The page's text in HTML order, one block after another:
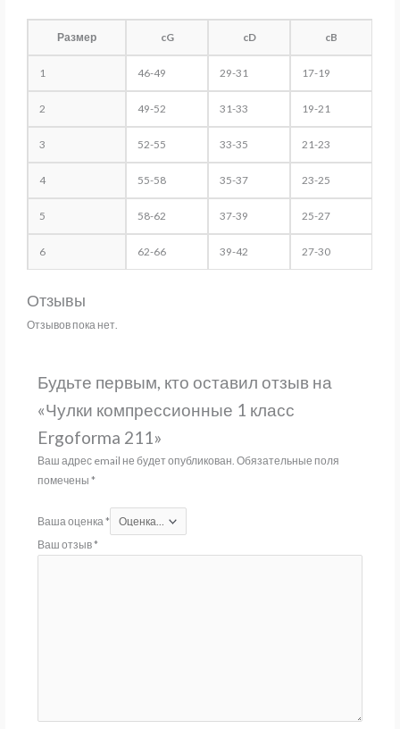
Размер cG cD cB
1 46-49 29-31 17-19
2 49-52 31-33 19-21
3 52-55 33-35 21-23
4 55-58 35-37 23-25
5 58-62 37-39 25-27
6 62-66 39-42 27-30
Отзывы
Отзывов пока нет.
Будьте первым, кто оставил отзыв на
«Чулки компрессионные 1 класс
Ergoforma 211»
Ваш адрес email не будет опубликован. Обязательные поля
помечены *
Ваша оценка *
Ваш отзыв*